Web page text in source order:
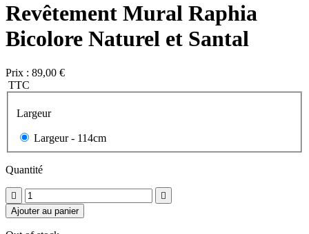
Revêtement Mural Raphia
Bicolore Naturel et Santal
Prix : 89,00 €
TTC
Largeur
Largeur - 114cm
Quantité


Ajouter au panier